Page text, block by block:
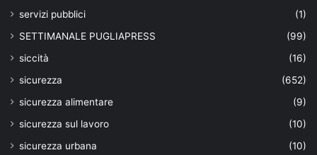
servizi pubblici
(1)
SETTIMANALE PUGLIAPRESS
(99)
siccità
(16)
sicurezza
(652)
sicurezza alimentare
(9)
sicurezza sul lavoro
(10)
sicurezza urbana
(10)